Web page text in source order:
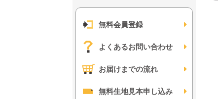
無料会員登録
よくあるお問い合わせ
お届けまでの流れ
無料生地見本申し込み